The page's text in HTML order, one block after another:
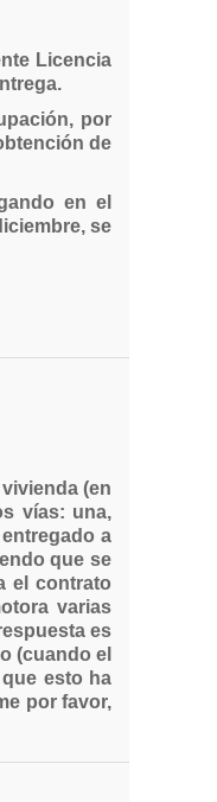
Licencia
por
de
en el
se
(en
vías: una,
a
que se
el contrato
varias
es
(cuando el
esto ha
por favor,